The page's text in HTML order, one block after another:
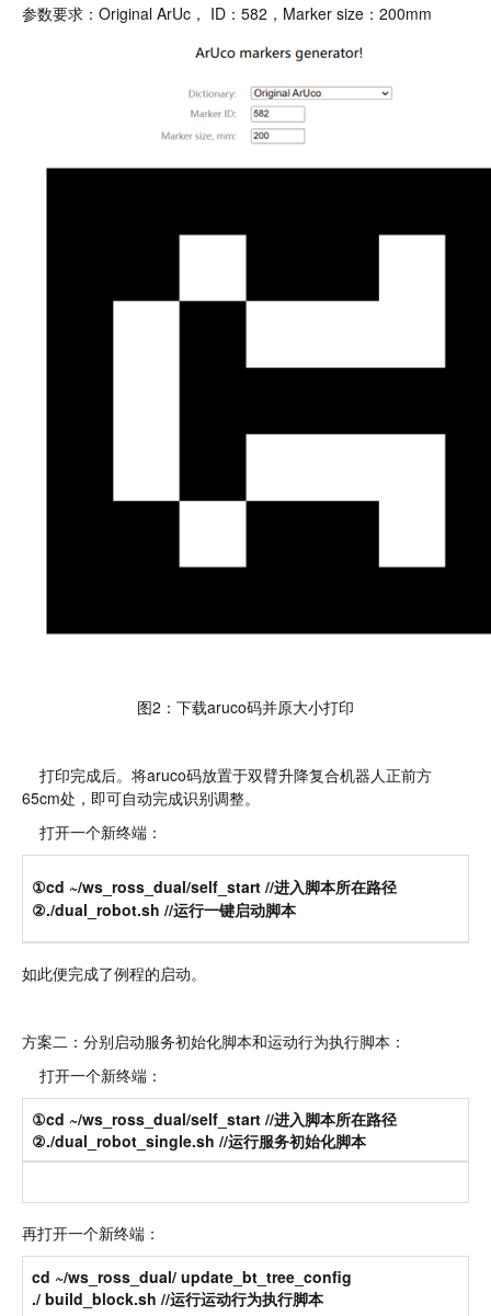
参数要求：Original ArUc， ID：582，Marker size：200mm
图2：下载aruco码并原大小打印
打印完成后。将aruco码放置于双臂升降复合机器人正前方
65cm处，即可自动完成识别调整。
打开一个新终端：
①cd ~/ws_ross_dual/self_start //进入脚本所在路径
②./dual_robot.sh //运行一键启动脚本
如此便完成了例程的启动。
方案二：分别启动服务初始化脚本和运动行为执行脚本：
打开一个新终端：
①cd ~/ws_ross_dual/self_start //进入脚本所在路径
②./dual_robot_single.sh //运行服务初始化脚本
再打开一个新终端：
cd ~/ws_ross_dual/ update_bt_tree_config
./ build_block.sh //运行运动行为执行脚本